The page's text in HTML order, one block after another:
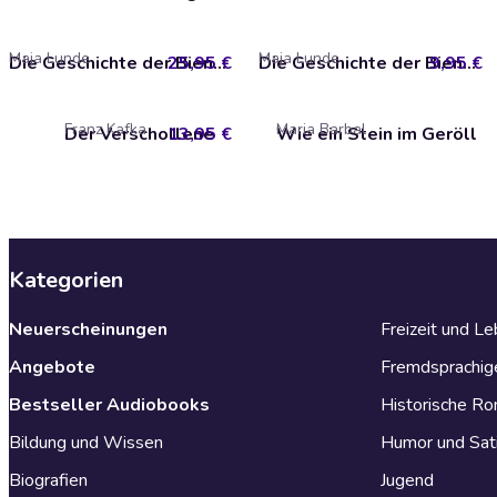
Die Geschichte der Bienen
Maja Lunde 25,95 € Die Geschichte der Bienen
Maja Lunde 9,95 €
Der Verschollene
Franz Kafka 13,95 € Wie ein Stein im Geröll
Maria Barbal
Kategorien
Neuerscheinungen
Angebote
Bestseller Audiobooks
Bildung und Wissen
Biografien
Freizeit und
Historische
Humor und
Jugend